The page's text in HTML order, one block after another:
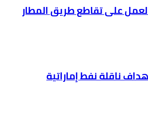
على تقاطع طريق المطار
ناقلة نفط إماراتية